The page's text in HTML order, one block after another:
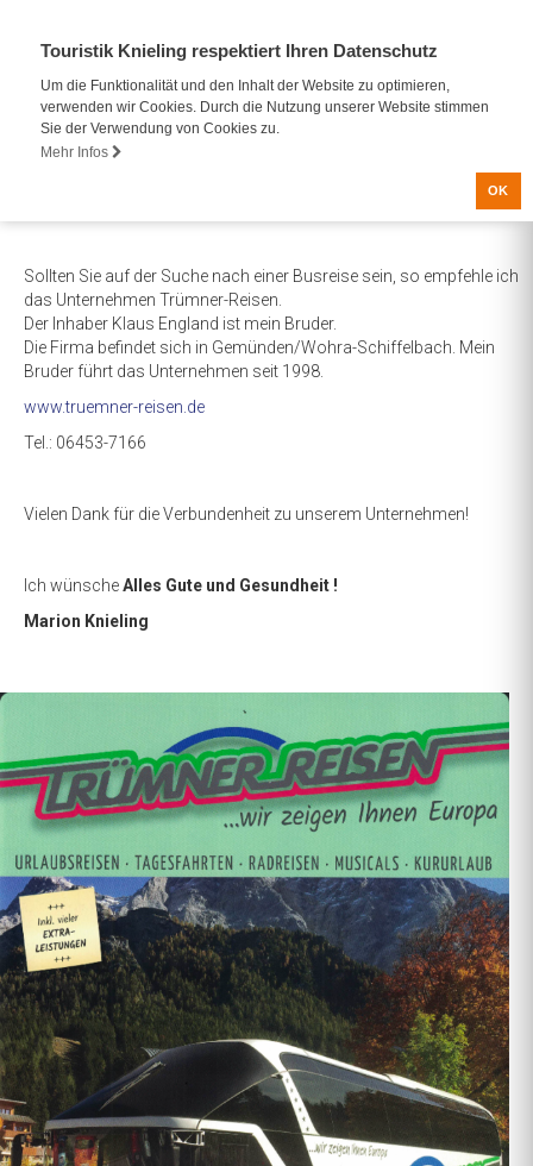
Touristik Knieling respektiert Ihren Datenschutz
Um die Funktionalität und den Inhalt der Website zu optimieren,
verwenden wir Cookies. Durch die Nutzung unserer Website stimmen
Sie der Verwendung von Cookies zu.
Mehr Infos
OK
Sollten Sie auf der Suche nach einer Busreise sein, so empfehle ich
das Unternehmen Trümner-Reisen.
Der Inhaber Klaus England ist mein Bruder.
Die Firma befindet sich in Gemünden/Wohra-Schiffelbach. Mein
Bruder führt das Unternehmen seit 1998.
www.truemner-reisen.de
Tel.: 06453-7166
Vielen Dank für die Verbundenheit zu unserem Unternehmen!
Ich wünscheAlles Gute und Gesundheit !
Marion Knieling